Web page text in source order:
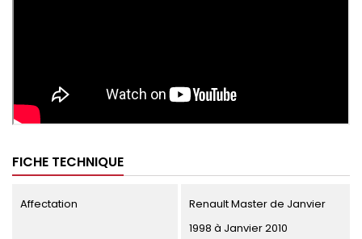
FICHE TECHNIQUE
Affectation
Renault Master de Janvier
1998 à Janvier 2010